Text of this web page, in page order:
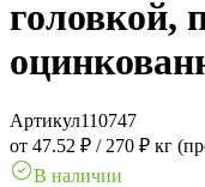
головкой,
Артикул110747
от 47.52 ₽ / 270 ₽ кг
В наличии